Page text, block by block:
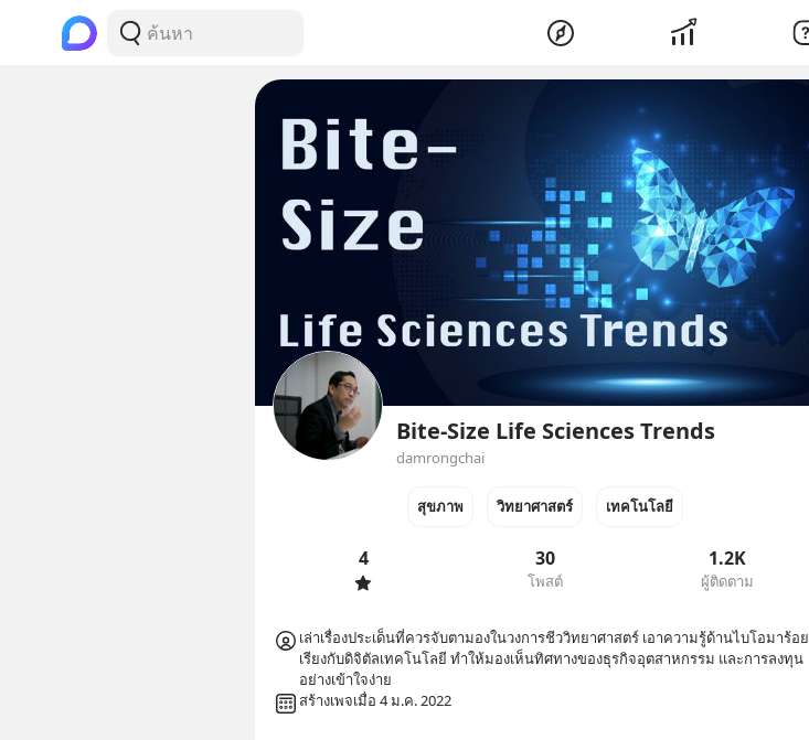
Bite-Size Life Sciences Trends
damrongchai
สุขภาพ วิทยาศาสตร์ เทคโนโลยี
4 30
โพสต์
1.2K
ผู้ติดตาม
เล่าเรื่องประเด็นที่ควรจับตามองในวงการชีววิทยาศาสตร์ เอาความรู้ด้านไบโอมาร้อย
เรียงกับดิจิตัลเทคโนโลยี ทำให้มองเห็นทิศทางของธุรกิจอุตสาหกรรม และการลงทุน
อย่างเข้าใจง่าย
สร้างเพจเมื่อ 4 ม.ค. 2022